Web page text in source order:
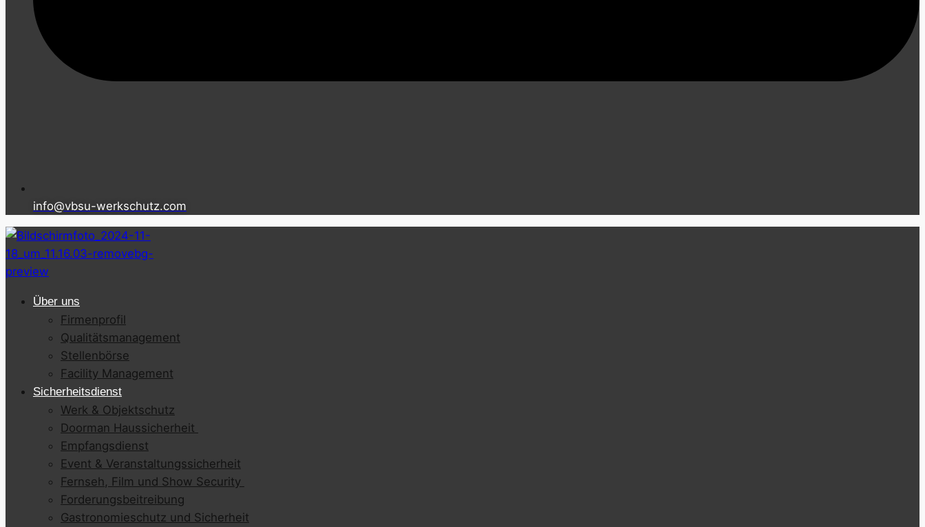
info@vbsu-werkschutz.com
Über uns
Firmenprofil
Qualitätsmanagement
Stellenbörse
Facility Management
Sicherheitsdienst
Werk & Objektschutz
Doorman Haussicherheit
Empfangsdienst
Event & Veranstaltungssicherheit
Fernseh, Film und Show Security
Forderungsbeitreibung
Gastronomieschutz und Sicherheit